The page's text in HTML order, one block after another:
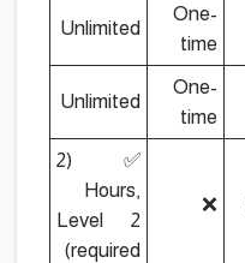
One-
time
Unlimited
One-
time
Unlimited
❌
✅ (2
Hours,
Level 2
required)